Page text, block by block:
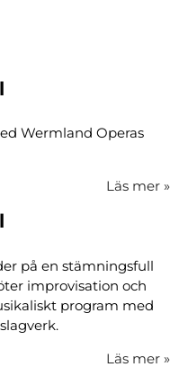
Wermland Operas
Läs mer »
på en stämningsfull
improvisation och
program med
Läs mer »